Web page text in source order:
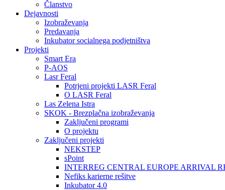
Članstvo
Dejavnosti
Izobraževanja
Predavanja
Inkubator socialnega podjetništva
Projekti
Smart Era
P-AOS
Lasr Feral
Potrjeni projekti LASR Feral
O LASR Feral
Las Zelena Istra
SKOK - Brezplačna izobraževanja
Zaključeni programi
O projektu
Zaključeni projekti
NEKSTEP
sPoint
INTERREG CENTRAL EUROPE ARRIVAL
Nefiks karierne rešitve
Inkubator 4.0